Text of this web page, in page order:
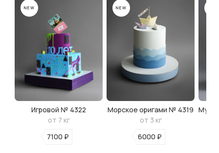
Игровой № 4322
от 7 кг
7100 ₽
NEW
Морское оригами № 4319
от 3 кг
6000 ₽
NEW